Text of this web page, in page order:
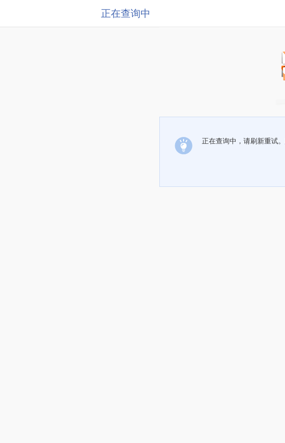
正在查询中
正在查询中，请刷新重试。